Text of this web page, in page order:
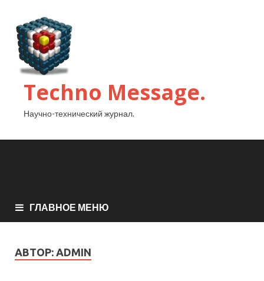
Techno Message.
Научно-технический журнал.
ГЛАВНОЕ МЕНЮ
АВТОР: ADMIN